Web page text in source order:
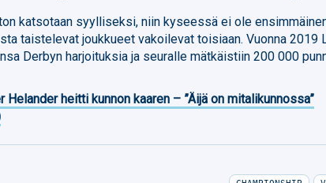
katsotaan syylliseksi, niin kyseessä ei ole
taistelevat joukkueet vakoilevat toisiaan. Vuonna 2019
Derbyn harjoituksia ja seuralle mätkäistiin 200 000
Helander heitti kunnon kaaren – ”Äijä on mitalikunnossa”